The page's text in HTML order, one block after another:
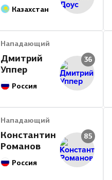
Казахстан
Нападающий
Дмитрий
Уппер
Россия
36
Нападающий
Константин
Романов
Россия
85